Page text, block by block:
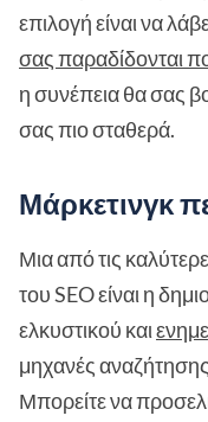
επιλογή είναι να
σας παραδίδονται
η συνέπεια θα σας
σας πιο σταθερά.
Μάρκετινγκ
Μια από τις
του SEO είναι η
ελκυστικού και
μηχανές
Μπορείτε να